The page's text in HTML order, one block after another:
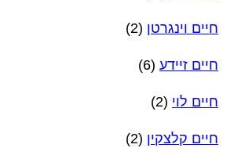
חיים וינגרטן (2)
חיים זיידע (6)
חיים לוי (2)
חיים קלצקין (2)